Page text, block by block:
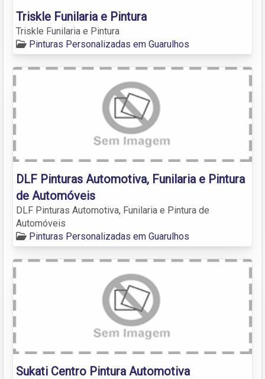
Triskle Funilaria e Pintura
Triskle Funilaria e Pintura
Pinturas Personalizadas em Guarulhos
DLF Pinturas Automotiva, Funilaria e Pintura
de Automóveis
DLF Pinturas Automotiva, Funilaria e Pintura de
Automóveis
Pinturas Personalizadas em Guarulhos
Sukati Centro Pintura Automotiva